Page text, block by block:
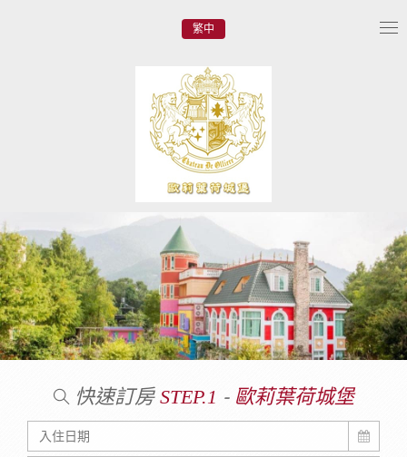
繁中
快速訂房 STEP.1 - 歐莉葉荷城堡